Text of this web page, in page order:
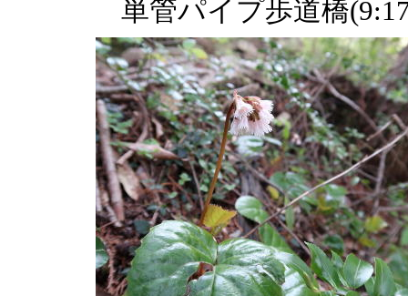
単管パイプ歩道橋